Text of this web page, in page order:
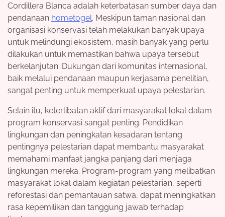
Cordillera Blanca adalah keterbatasan sumber daya dan
pendanaan hometogel. Meskipun taman nasional dan
organisasi konservasi telah melakukan banyak upaya
untuk melindungi ekosistem, masih banyak yang perlu
dilakukan untuk memastikan bahwa upaya tersebut
berkelanjutan. Dukungan dari komunitas internasional,
baik melalui pendanaan maupun kerjasama penelitian,
sangat penting untuk memperkuat upaya pelestarian.
Selain itu, keterlibatan aktif dari masyarakat lokal dalam
program konservasi sangat penting. Pendidikan
lingkungan dan peningkatan kesadaran tentang
pentingnya pelestarian dapat membantu masyarakat
memahami manfaat jangka panjang dari menjaga
lingkungan mereka. Program-program yang melibatkan
masyarakat lokal dalam kegiatan pelestarian, seperti
reforestasi dan pemantauan satwa, dapat meningkatkan
rasa kepemilikan dan tanggung jawab terhadap